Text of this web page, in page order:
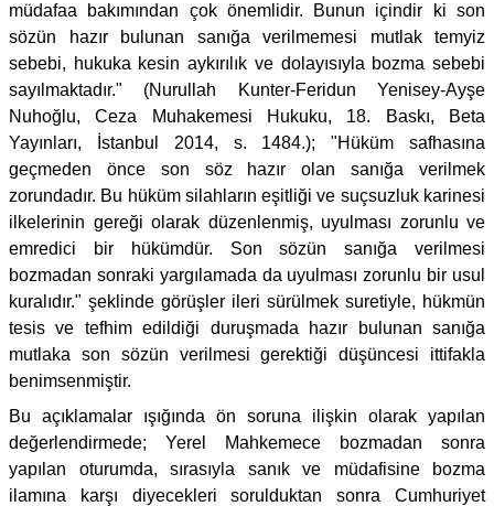
müdafaa bakımından çok önemlidir. Bunun içindir ki son
sözün hazır bulunan sanığa verilmemesi mutlak temyiz
sebebi, hukuka kesin aykırılık ve dolayısıyla bozma sebebi
sayılmaktadır." (Nurullah Kunter-Feridun Yenisey-Ayşe
Nuhoğlu, Ceza Muhakemesi Hukuku, 18. Baskı, Beta
Yayınları, İstanbul 2014, s. 1484.); "Hüküm safhasına
geçmeden önce son söz hazır olan sanığa verilmek
zorundadır. Bu hüküm silahların eşitliği ve suçsuzluk karinesi
ilkelerinin gereği olarak düzenlenmiş, uyulması zorunlu ve
emredici bir hükümdür. Son sözün sanığa verilmesi
bozmadan sonraki yargılamada da uyulması zorunlu bir usul
kuralıdır." şeklinde görüşler ileri sürülmek suretiyle, hükmün
tesis ve tefhim edildiği duruşmada hazır bulunan sanığa
mutlaka son sözün verilmesi gerektiği düşüncesi ittifakla
benimsenmiştir.
Bu açıklamalar ışığında ön soruna ilişkin olarak yapılan
değerlendirmede; Yerel Mahkemece bozmadan sonra
yapılan oturumda, sırasıyla sanık ve müdafisine bozma
ilamına karşı diyecekleri sorulduktan sonra Cumhuriyet